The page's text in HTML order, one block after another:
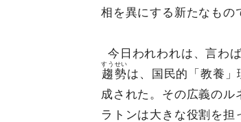
相を異にする新たなもの
今日われわれは、言わ
趨勢
すうせい
は、国民的「教養
成された。その広義の
ラトンは大きな役割を担